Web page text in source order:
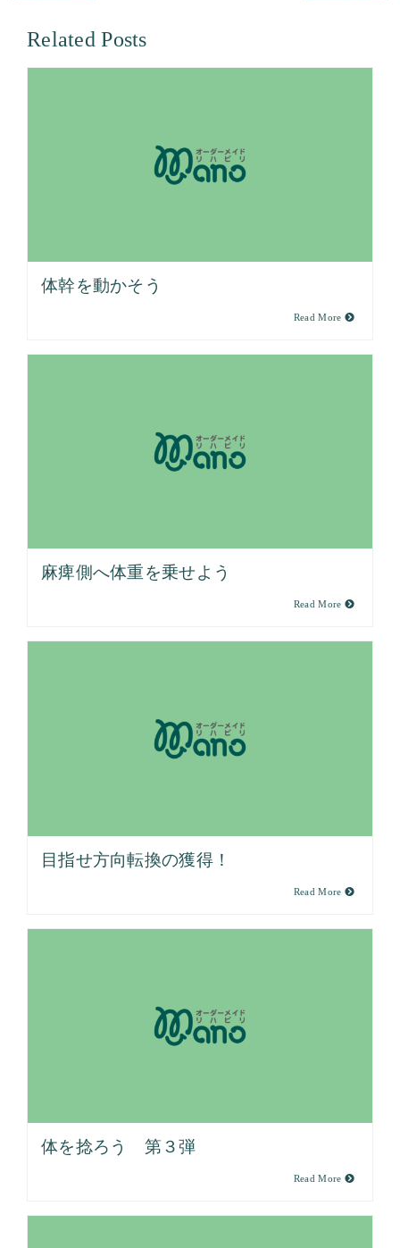
Related Posts
体幹を動かそう
Read More
麻痺側へ体重を乗せよう
Read More
目指せ方向転換の獲得！
Read More
体を捻ろう 第３弾
Read More